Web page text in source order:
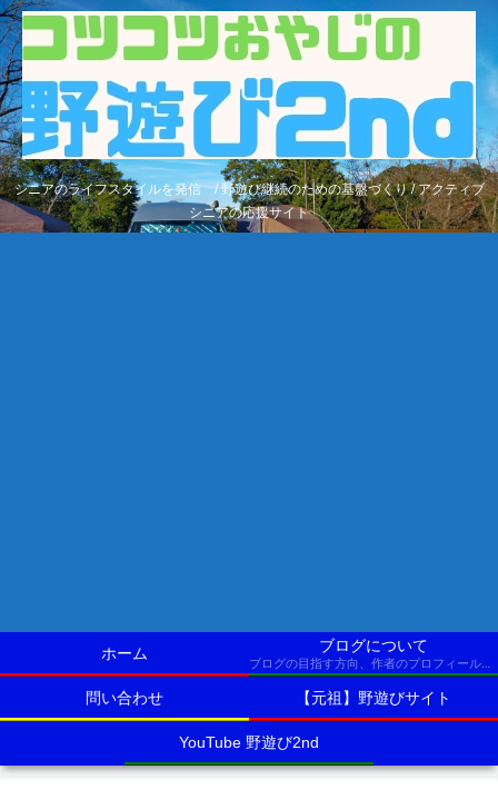
シニアのライフスタイルを発信 / 野遊び継続のための基盤づくり / アクティブ
シニアの応援サイト
ホーム ブログについて
ブログの目指す方向、作者のプロフィールなど
問い合わせ 【元祖】野遊びサイト
YouTube 野遊び2nd